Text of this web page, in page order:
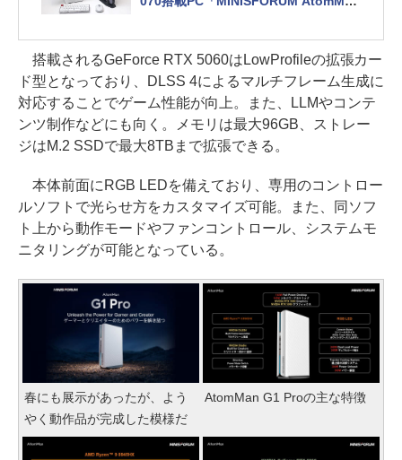
搭載されるGeForce RTX 5060はLowProfileの拡張カー
ド型となっており、DLSS 4によるマルチフレーム生成に
対応することでゲーム性能が向上。また、LLMやコンテ
ンツ制作などにも向く。メモリは最大96GB、ストレー
ジはM.2 SSDで最大8TBまで拡張できる。
本体前面にRGB LEDを備えており、専用のコントロー
ルソフトで光らせ方をカスタマイズ可能。また、同ソフ
ト上から動作モードやファンコントロール、システムモ
ニタリングが可能となっている。
春にも展示があったが、よう
やく動作品が完成した模様だ
AtomMan G1 Proの主な特徴